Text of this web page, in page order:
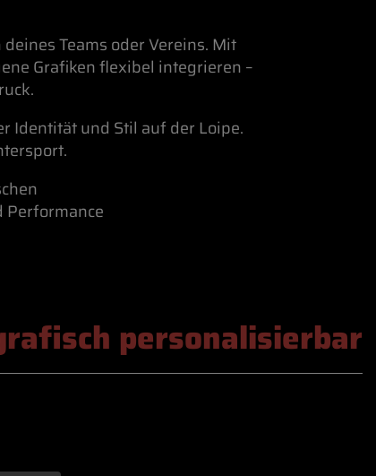
Teams oder Vereins. Mit
Grafiken flexibel integrieren –
Identität und Stil auf der Loipe.
personalisierbar